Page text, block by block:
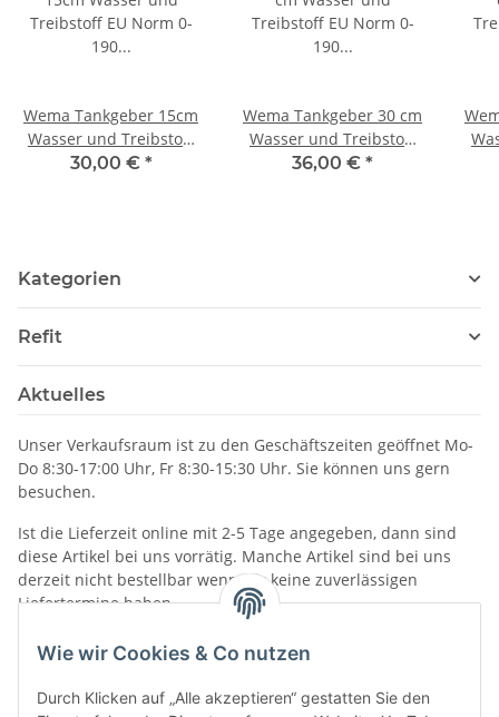
Wie wir Cookies & Co nutzen
Durch Klicken auf „Alle akzeptieren“ gestatten Sie den
Wema Tankgeber 15cm
Wasser und Treibstoff
EU Norm 0-190 Ohm
30,00 € *
Wema Tankgeber 30 cm
Wasser und Treibstoff
EU Norm 0-190 Ohm
36,00 € *
Kategorien
Refit
Aktuelles
Unser Verkaufsraum ist zu den Geschäftszeiten geöffnet Mo-
Do 8:30-17:00 Uhr, Fr 8:30-15:30 Uhr. Sie können uns gern
besuchen.
Ist die Lieferzeit online mit 2-5 Tage angegeben, dann sind
diese Artikel bei uns vorrätig. Manche Artikel sind bei uns
derzeit nicht bestellbar wenn wir keine zuverlässigen
Liefertermine haben.
Informationen